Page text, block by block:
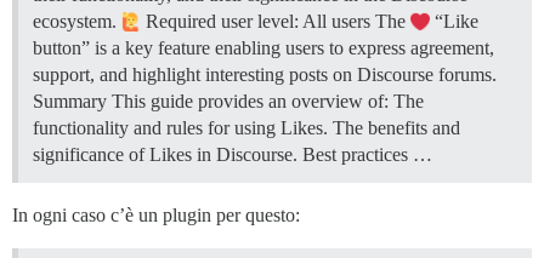
ecosystem.
Required user level: All users The
“Like
button” is a key feature enabling users to express agreement,
support, and highlight interesting posts on Discourse forums.
Summary This guide provides an overview of: The
functionality and rules for using Likes. The benefits and
significance of Likes in Discourse. Best practices …
In ogni caso c’è un plugin per questo: